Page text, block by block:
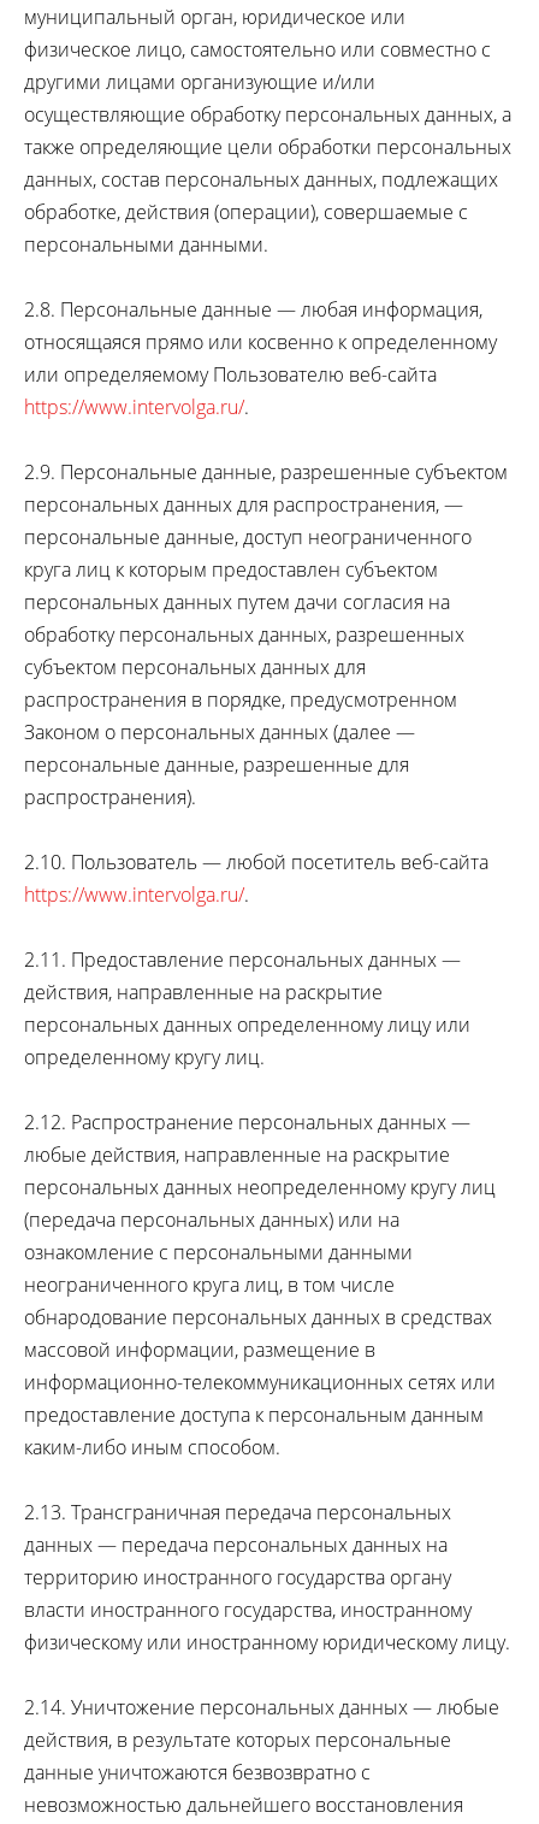
муниципальный орган, юридическое или
физическое лицо, самостоятельно или совместно с
другими лицами организующие и/или
осуществляющие обработку персональных данных, а
также определяющие цели обработки персональных
данных, состав персональных данных, подлежащих
обработке, действия (операции), совершаемые с
персональными данными.
2.8. Персональные данные — любая информация,
относящаяся прямо или косвенно к определенному
или определяемому Пользователю веб-сайта
https://www.intervolga.ru/.
2.9. Персональные данные, разрешенные субъектом
персональных данных для распространения, —
персональные данные, доступ неограниченного
круга лиц к которым предоставлен субъектом
персональных данных путем дачи согласия на
обработку персональных данных, разрешенных
субъектом персональных данных для
распространения в порядке, предусмотренном
Законом о персональных данных (далее —
персональные данные, разрешенные для
распространения).
2.10. Пользователь — любой посетитель веб-сайта
https://www.intervolga.ru/.
2.11. Предоставление персональных данных —
действия, направленные на раскрытие
персональных данных определенному лицу или
определенному кругу лиц.
2.12. Распространение персональных данных —
любые действия, направленные на раскрытие
персональных данных неопределенному кругу лиц
(передача персональных данных) или на
ознакомление с персональными данными
неограниченного круга лиц, в том числе
обнародование персональных данных в средствах
массовой информации, размещение в
информационно-телекоммуникационных сетях или
предоставление доступа к персональным данным
каким-либо иным способом.
2.13. Трансграничная передача персональных
данных — передача персональных данных на
территорию иностранного государства органу
власти иностранного государства, иностранному
физическому или иностранному юридическому лицу.
2.14. Уничтожение персональных данных — любые
действия, в результате которых персональные
данные уничтожаются безвозвратно с
невозможностью дальнейшего восстановления